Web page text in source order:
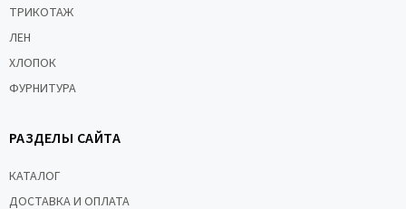
ТРИКОТАЖ
ЛЕН
ХЛОПОК
ФУРНИТУРА
РАЗДЕЛЫ САЙТА
КАТАЛОГ
ДОСТАВКА И ОПЛАТА